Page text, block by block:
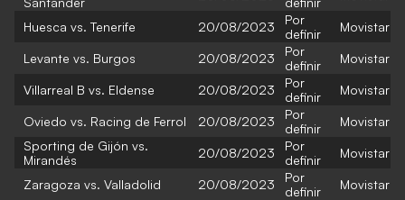
Huesca vs. Tenerife 20/08/2023
Por
definir
Movistar
Levante vs. Burgos 20/08/2023
Por
definir
Movistar
Villarreal B vs. Eldense 20/08/2023
Por
definir
Movistar
Oviedo vs. Racing de Ferrol 20/08/2023
Por
definir
Movistar
Sporting de Gijón vs.
Mirandés
20/08/2023
Por
definir
Movistar
Zaragoza vs. Valladolid 20/08/2023
Por
definir
Movistar